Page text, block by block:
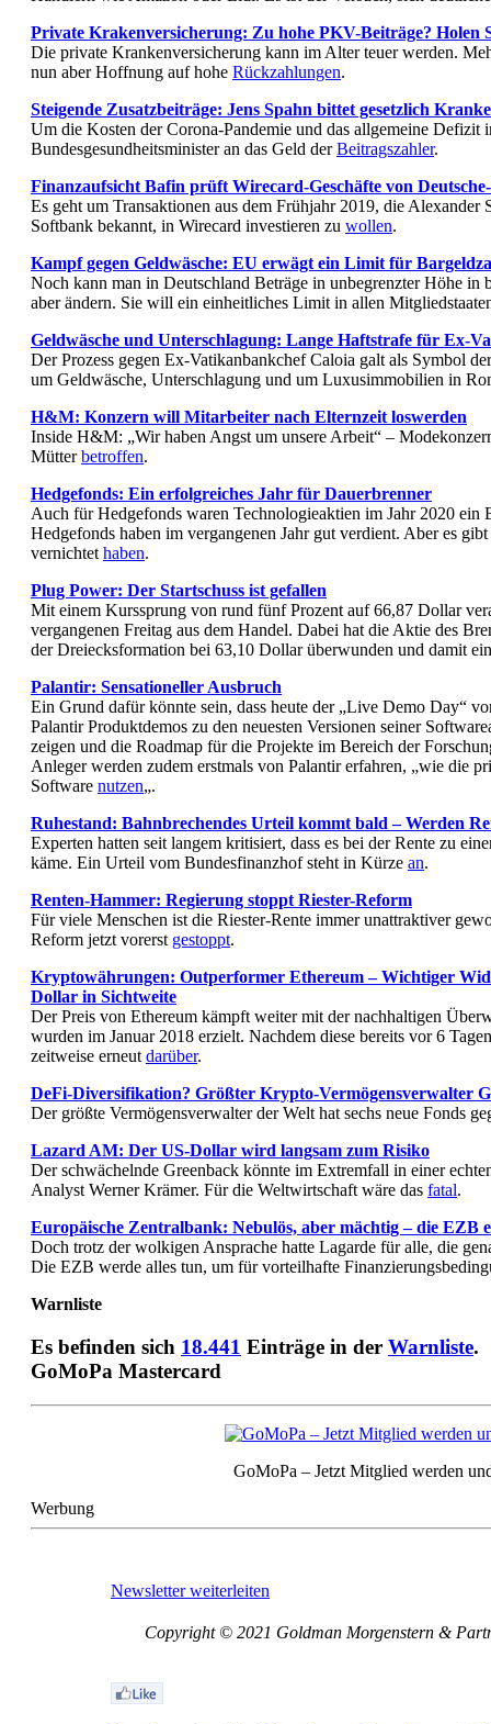
Private Krakenversicherung: Zu hohe PKV-Beiträge? Holen
Die private Krankenversicherung kann im Alter teuer werden.
nun aber Hoffnung auf hohe Rückzahlungen.
Steigende Zusatzbeiträge: Jens Spahn bittet gesetzlich
Um die Kosten der Corona-Pandemie und das allgemeine
Bundesgesundheitsminister an das Geld derBeitragszahler.
Finanzaufsicht Bafin prüft Wirecard-Geschäfte von
Es geht um Transaktionen aus dem Frühjahr 2019, die Alexander
Softbank bekannt, in Wirecard investieren zu wollen.
Kampf gegen Geldwäsche: EU erwägt ein Limit für
Noch kann man in Deutschland Beträge in unbegrenzter Höhe
aber ändern. Sie will ein einheitliches Limit in allen
Geldwäsche und Unterschlagung: Lange Haftstrafe für Ex-
Der Prozess gegen Ex-Vatikanbankchef Caloia galt als Symbol
um Geldwäsche, Unterschlagung und um Luxusimmobilien in
H&M: Konzern will Mitarbeiter nach Elternzeit loswerden
Inside H&M: „Wir haben Angst um unsere Arbeit“ –
Mütterbetroffen.
Hedgefonds: Ein erfolgreiches Jahr für Dauerbrenner
Auch für Hedgefonds waren Technologieaktien im Jahr 2020 ein
Hedgefonds haben im vergangenen Jahr gut verdient. Aber es
vernichtet haben.
Plug Power: Der Startschuss ist gefallen
Mit einem Kurssprung von rund fünf Prozent auf 66,87 Dollar
vergangenen Freitag aus dem Handel. Dabei hat die Aktie des
der Dreiecksformation bei 63,10 Dollar überwunden und damit
Palantir: Sensationeller Ausbruch
Ein Grund dafür könnte sein, dass heute der „Live Demo Day“
Palantir Produktdemos zu den neuesten Versionen seiner
zeigen und die Roadmap für die Projekte im Bereich der
Anleger werden zudem erstmals von Palantir erfahren, „wie die
Software nutzen„.
Ruhestand: Bahnbrechendes Urteil kommt bald – Werden
Experten hatten seit langem kritisiert, dass es bei der Rente zu
käme. Ein Urteil vom Bundesfinanzhof steht in Kürze an.
Renten-Hammer: Regierung stoppt Riester-Reform
Für viele Menschen ist die Riester-Rente immer unattraktiver
Reform jetzt vorerst gestoppt.
Kryptowährungen: Outperformer Ethereum – Wichtiger
Dollar in Sichtweite
Der Preis von Ethereum kämpft weiter mit der nachhaltigen
wurden im Januar 2018 erzielt. Nachdem diese bereits vor 6
zeitweise erneut darüber.
DeFi-Diversifikation? Größter Krypto-Vermögensverwalter
Der größte Vermögensverwalter der Welt hat sechs neue Fonds
Lazard AM: Der US-Dollar wird langsam zum Risiko
Der schwächelnde Greenback könnte im Extremfall in einer
Analyst Werner Krämer. Für die Weltwirtschaft wäre das fatal.
Europäische Zentralbank: Nebulös, aber mächtig – die EZB
Doch trotz der wolkigen Ansprache hatte Lagarde für alle, die
Die EZB werde alles tun, um für vorteilhafte
Warnliste
Es befinden sich 18.441 Einträge in der Warnliste.
GoMoPa Mastercard
GoMoPa – Jetzt Mitglied werden
Werbung
Newsletter weiterleiten
Copyright © 2021 Goldman Morgenstern &